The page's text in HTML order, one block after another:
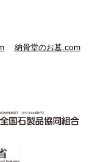
納骨堂のお墓.com